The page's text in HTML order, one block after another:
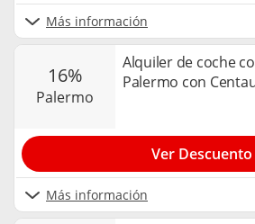
Más información
16%
palermo
Alquiler de coche
Palermo con
Más información
Ver Descuento